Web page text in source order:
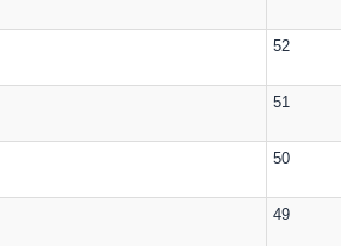
52
51
50
49